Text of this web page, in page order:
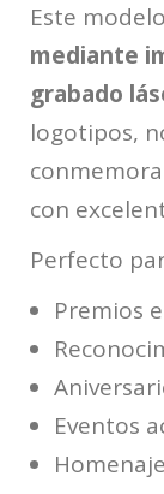
Este
mediante
grabado
logotipos,
con
Perfecto
Premios
Eventos